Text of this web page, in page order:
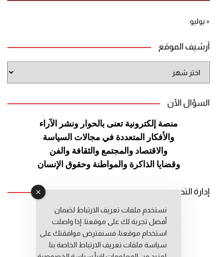
« يوليو
أرشيف الموقع
الموقع
السؤال الآن
منصة إلكترونية تعنى بالحوار ونشر الآراء
والأفكار المتعددة في مجالات السياسة
والاقتصاد والمجتمع والثقافة والفن
وقضايا الذاكرة والمواطنة وحقوق الإنسان
إدارة التحرير
رئيس التحرير: عبد الرحيم التوراني
رئيس التحرير المساعد: المعطي قبال
مديرة التحرير: فاطمة حوحو
نستخدم ملفات تعريف الارتباط لضمان
أفضل تجربة لك على موقعنا. إذا واصلت
استخدام موقعنا، فسنفترض موافقتك على
سياسة ملفات تعريف الارتباط الخاصة بنا.